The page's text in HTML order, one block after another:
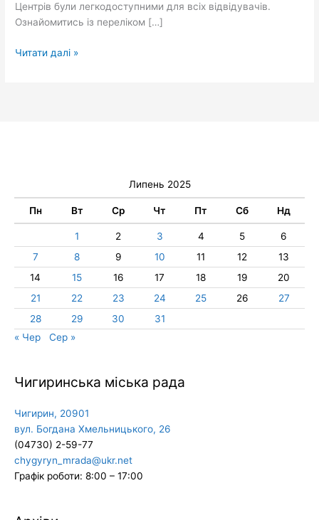
Центрів були легкодоступними для всіх відвідувачів.
Ознайомитись із переліком […]
Читати далі »
Липень 2025
Пн Вт Ср Чт Пт Сб Нд
1 2 3 4 5
6
7
8 9 10 11 12
13
14
15 16 17 18 19
20
21
22 23 24 25 26
27
28
29 30
31
« Чер
Сер »
Чигиринська міська рада
Чигирин, 20901
вул. Богдана Хмельницького, 26
(04730) 2-59-77
chygyryn_mrada@ukr.net
Графік роботи: 8:00 – 17:00